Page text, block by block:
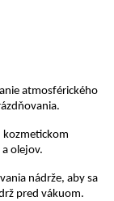
atmosférického
kozmetickom
olejov.
nádrže, aby sa
pred vákuom.